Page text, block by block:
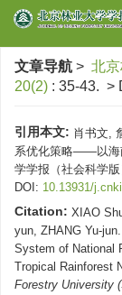
文章导航 > 北
20(2) : 35-43. >
引用本文: 肖书文,
系优化策略——以海
学学报（社会科学
DOI: 10.13931/
Citation: XIAO
yun, ZHANG Yu-
System of National
Tropical Rainforest
Forestry University